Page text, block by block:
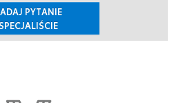
PYTANIE
SPECJALIŚCIE